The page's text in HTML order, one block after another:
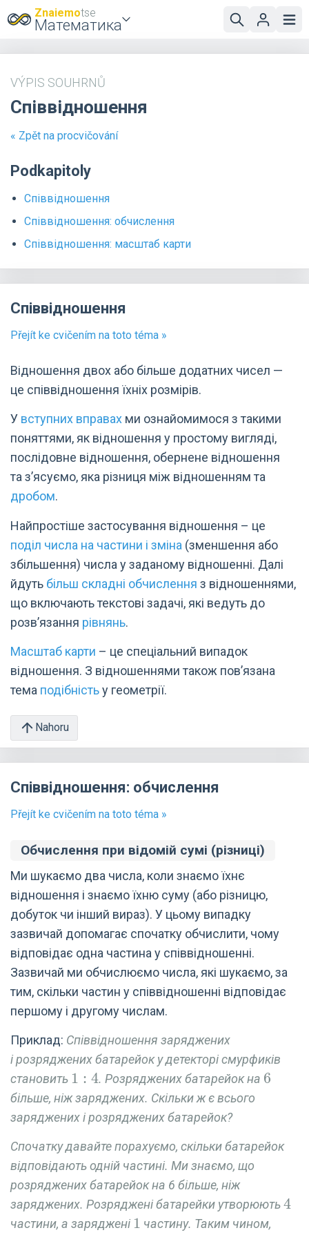
Znaiemotse
Математика
VÝPIS SOUHRNŮ
Співвідношення
« Zpět na procvičování
Podkapitoly
Співвідношення
Співвідношення: обчислення
Співвідношення: масштаб карти
Співвідношення
Přejít ke cvičením na toto téma »
Відношення двох або більше додатних чисел —
це співвідношення їхніх розмірів.
У вступних вправах ми ознайомимося з такими
поняттями, як відношення у простому вигляді,
послідовне відношення, обернене відношення
та з’ясуємо, яка різниця між відношенням та
дробом.
Найпростіше застосування відношення – це
поділ числа на частини і зміна (зменшення або
збільшення) числа у заданому відношенні. Далі
йдуть більш складні обчислення з відношеннями,
що включають текстові задачі, які ведуть до
розв’язання рівнянь.
Масштаб карти – це спеціальний випадок
відношення. З відношеннями також пов’язана
тема подібністьу геометрії.
Nahoru
Співвідношення: обчислення
Přejít ke cvičením na toto téma »
Обчислення при відомій сумі (різниці)
Ми шукаємо два числа, коли знаємо їхнє
відношення і знаємо їхню суму (або різницю,
добуток чи інший вираз). У цьому випадку
зазвичай допомагає спочатку обчислити, чому
відповідає одна частина у співвідношенні.
Зазвичай ми обчислюємо числа, які шукаємо, за
тим, скільки частин у співвідношенні відповідає
першому і другому числам.
Приклад: Співвідношення заряджених
і розряджених батарейок у детекторі смурфиків
становить 1:4
1 : 4. Розряджених батарейок на 6
6
більше, ніж заряджених. Скільки ж є всього
заряджених і розряджених батарейок?
Спочатку давайте порахуємо, скільки батарейок
відповідають одній частині. Ми знаємо, що
розряджених батарейок на 6 більше, ніж
заряджених. Розряджені батарейки утворюють4
4
частини, а заряджені 1
1 частину. Таким чином,